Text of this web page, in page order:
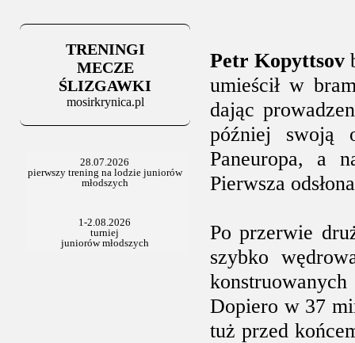
Stowarzyszenie po Walnym
TRENINGI
MECZE
ŚLIZGAWKI
mosirkrynica.pl
Petr Kopyttsov
umieścił w
dając
później swoją
Paneuropa, a
Pierwsza
Po przerwie
szybko
Dopiero w 37
tuż przed